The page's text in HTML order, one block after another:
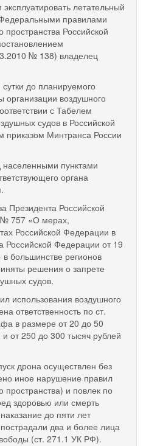
летательный
правилами
пространства Российской
№ 138) владелец
до планируемого
организации воздушного
с Табелем
судов в Российской
Минтранса России
пунктами
органа
Российской
757 «О мерах,
Российской Федерации в
Российской Федерации от 19
большинстве регионов
решения о запрете
судов.
воздушного
ответственность по ст.
в размере от 20 до 50
от 250 до 300 тысяч рублей
дрона осуществлен без
иное нарушение правил
пространства) и повлек по
здоровью или смерть
до пяти лет
два и более лица
(ст. 271.1 УК РФ).